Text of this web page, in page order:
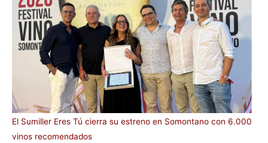
El Sumiller Eres Tú cierra su estreno en Somontano con 6.000
vinos recomendados